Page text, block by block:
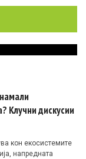
Клучни дискусии
кон екосистемите
напредната